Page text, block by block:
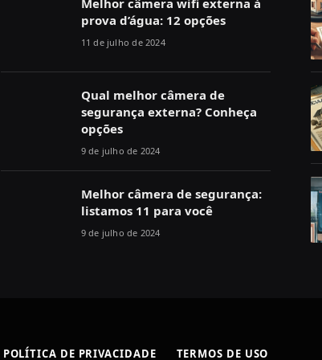
Melhor câmera wifi externa à
prova d’água: 12 opções
11 de julho de 2024
Qual melhor câmera de
segurança externa? Conheça
opções
9 de julho de 2024
Melhor câmera de segurança:
listamos 11 para você
9 de julho de 2024
POLÍTICA DE PRIVACIDADE TERMOS DE USO